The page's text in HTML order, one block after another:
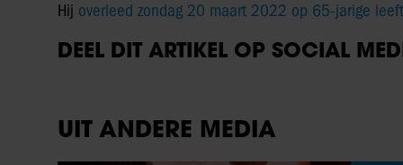
Hij overleed zondag 20 maart 2022 op 65-jarige
DEEL DIT ARTIKEL OP SOCIAL
UIT ANDERE MEDIA